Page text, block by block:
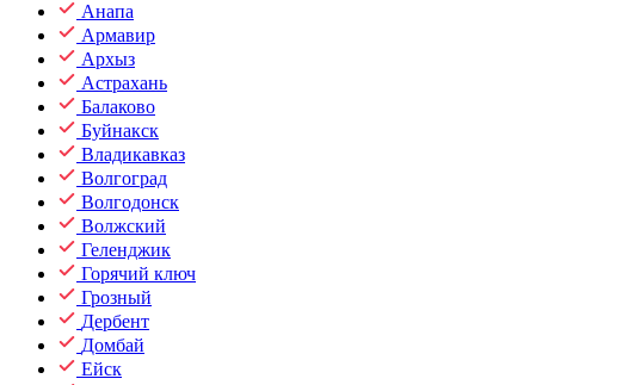
Анапа
Армавир
Архыз
Астрахань
Балаково
Буйнакск
Владикавказ
Волгоград
Волгодонск
Волжский
Геленджик
Горячий ключ
Грозный
Дербент
Домбай
Ейск